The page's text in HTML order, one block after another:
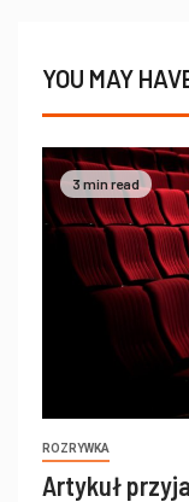
YOU MAY
3 min read
ROZRYWKA
Artykuł